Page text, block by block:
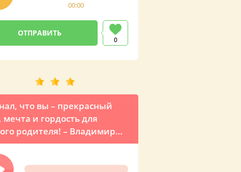
00:00
0
что вы – прекрасный
мечта и гордость для
родителя! – Владимир
официально
по телефону